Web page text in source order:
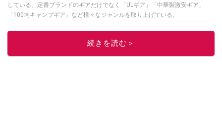
している。定番ブランドのギアだけでなく「ULギア」「中華製激安ギア」
「100均キャンプギア」など様々なジャンルを取り上げている。
このイチオシストの他の記事を読む
続きを読む＞